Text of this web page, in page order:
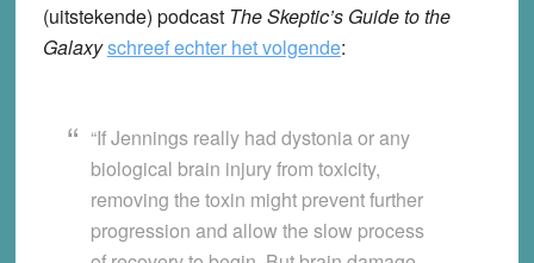
(uitstekende) podcast The Skeptic’s Guide to the
Galaxyschreef echter het volgende:
“If Jennings really had dystonia or any
biological brain injury from toxicity,
removing the toxin might prevent further
progression and allow the slow process